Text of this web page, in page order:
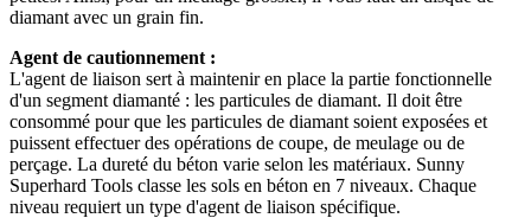
diamant avec un grain fin.
Agent de cautionnement :
L'agent de liaison sert à maintenir en place la partie fonctionnelle
d'un segment diamanté : les particules de diamant. Il doit être
consommé pour que les particules de diamant soient exposées et
puissent effectuer des opérations de coupe, de meulage ou de
perçage. La dureté du béton varie selon les matériaux. Sunny
Superhard Tools classe les sols en béton en 7 niveaux. Chaque
niveau requiert un type d'agent de liaison spécifique.